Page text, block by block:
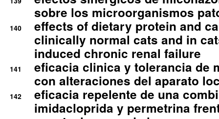
sobre los microorganismos
140
effects of dietary protein and
clinically normal cats and in
induced chronic renal failure
141
eficacia clinica y tolerancia de
con alteraciones del aparato
142
eficacia repelente de una
imidacloprida y permetrina